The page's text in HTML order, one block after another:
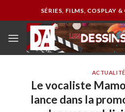
SÉRIES, FILMS, COSPLAY
Le vocaliste
lance dans la